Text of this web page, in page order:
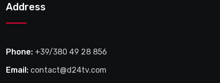
Address
Phone: +39/380 49 28 856
Email: contact@d24tv.com